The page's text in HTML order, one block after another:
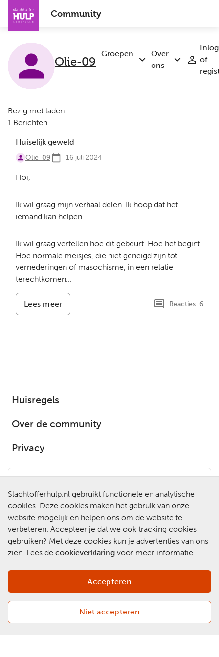
Slachtofferhulp.nl gebruikt functionele en analytische
cookies. Deze cookies maken het gebruik van onze
website mogelijk en helpen ons om de website te
verbeteren. Accepteer je dat we ook tracking cookies
gebruiken? Met deze cookies kun je advertenties van ons
zien. Lees de cookieverklaring voor meer informatie.
Niet accepteren
Accepteren
Overslaan
naar
inhoud
gaan
Community
Groepen
Submenu
Over
ons
Submenu
of
Olie-09
Bezig met laden...
1 Berichten
Huiselijk geweld
Olie-09 16 juli 2024
Hoi,
Ik wil graag mijn verhaal delen. Ik hoop dat het
iemand kan helpen.
Ik wil graag vertellen hoe dit gebeurt. Hoe het begint.
Hoe normale meisjes, die niet geneigd zijn tot
vernederingen of masochisme, in een relatie
terechtkomen...
Lees meer
Huiselijk
Reacties: 6
Huisregels
Over de community
Privacy
Neem contact op met een
van onze medewerkers.
0900-0101
Slachtofferhulp.nl
Chat met een